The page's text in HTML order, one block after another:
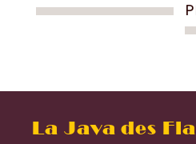
La Java des